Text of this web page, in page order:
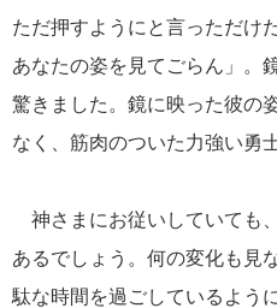
ただ押すようにと言っただけ
あなたの姿を見てごらん」。
驚きました。鏡に映った彼の
なく、筋肉のついた力強い勇
神さまにお従いしていても
あるでしょう。何の変化も見
駄な時間を過ごしているよう